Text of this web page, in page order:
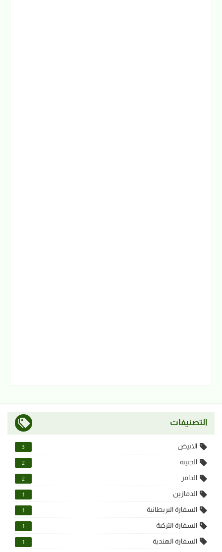
التصنيفات
الابيض 3
الجنينة 2
الدامر 2
الدمازين 1
السفارة البريطانية 1
السفارة التركية 1
السفارة الهندية 1